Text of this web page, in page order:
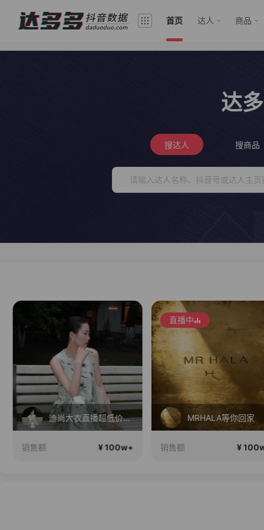
首页 达人 商品
达
搜达人 搜商品
迪尚大衣直播超低价等你来抢！
销售额 ¥ 100w+
直播中
MRHALA等你回家
销售额 ¥